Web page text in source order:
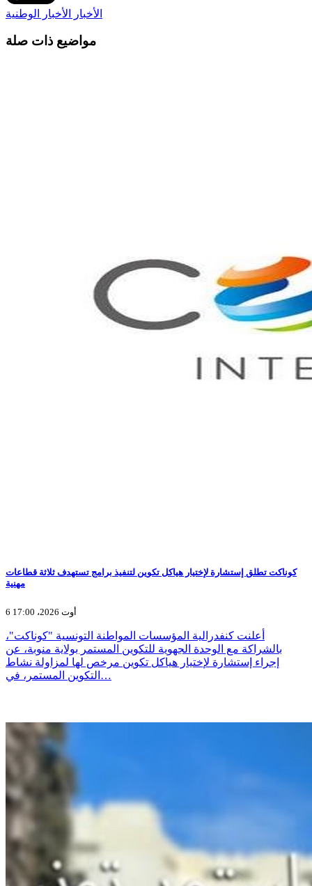
الأخبار الأخبار الوطنية
مواضيع ذات صلة
كوناكت تطلق إستشارة لإختيار هياكل تكوين لتنفيذ برامج تستهدف ثلاثة قطاعات
مهنية
6 أوت 2026، 17:00
أعلنت كنفدرالية المؤسسات المواطنة التونسية "كوناكت"،
بالشراكة مع الوحدة الجهوية للتكوين المستمر بولاية منوبة، عن
إجراء إستشارة لإختيار هياكل تكوين مرخص لها لمزاولة نشاط
التكوين المستمر، في…